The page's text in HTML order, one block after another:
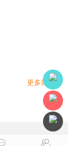
更多筛选